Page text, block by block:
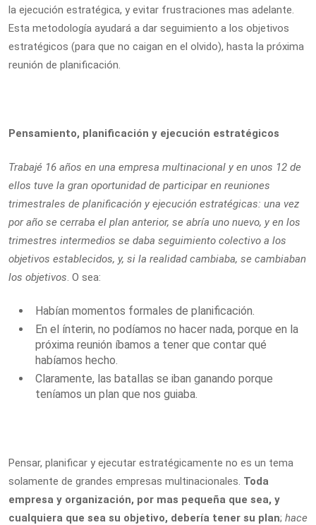
la ejecución estratégica, y evitar frustraciones mas adelante.
Esta metodología ayudará a dar seguimiento a los objetivos
estratégicos (para que no caigan en el olvido), hasta la próxima
reunión de planificación.
Pensamiento, planificación y ejecución estratégicos
Trabajé 16 años en una empresa multinacional y en unos 12 de
ellos tuve la gran oportunidad de participar en reuniones
trimestrales de planificación y ejecución estratégicas: una vez
por año se cerraba el plan anterior, se abría uno nuevo, y en los
trimestres intermedios se daba seguimiento colectivo a los
objetivos establecidos, y, si la realidad cambiaba, se cambiaban
los objetivos. O sea:
Habían momentos formales de planificación.
En el ínterin, no podíamos no hacer nada, porque en la
próxima reunión íbamos a tener que contar qué
habíamos hecho.
Claramente, las batallas se iban ganando porque
teníamos un plan que nos guiaba.
Pensar, planificar y ejecutar estratégicamente no es un tema
solamente de grandes empresas multinacionales. Toda
empresa y organización, por mas pequeña que sea, y
cualquiera que sea su objetivo, debería tener su plan; hace